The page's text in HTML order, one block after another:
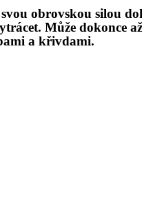
obrovskou silou
Může dokonce
a křivdami.